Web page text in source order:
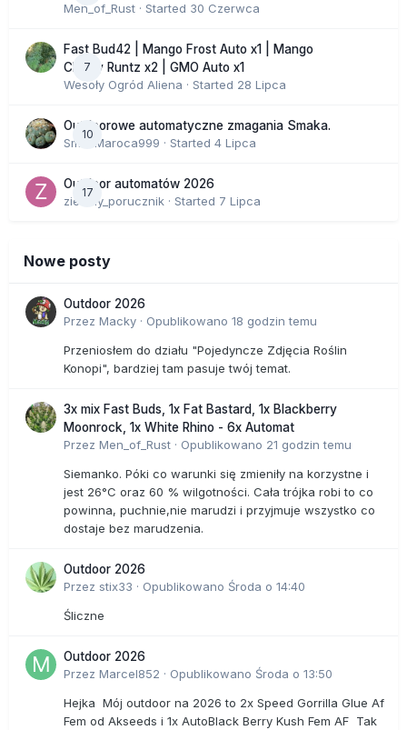
Men_of_Rust · Started 30 Czerwca
7
Fast Bud42 | Mango Frost Auto x1 | Mango
Cherry Runtz x2 | GMO Auto x1
Wesoły Ogród Aliena · Started 28 Lipca
10
Outdoorowe automatyczne zmagania Smaka.
SmakMaroca999 · Started 4 Lipca
17
Outdoor automatów 2026
zielony_porucznik · Started 7 Lipca
Nowe posty
Outdoor 2026
Przez Macky · Opublikowano 18 godzin temu
Przeniosłem do działu "Pojedyncze Zdjęcia Roślin
Konopi", bardziej tam pasuje twój temat.
3x mix Fast Buds, 1x Fat Bastard, 1x Blackberry
Moonrock, 1x White Rhino - 6x Automat
Przez Men_of_Rust · Opublikowano 21 godzin temu
Siemanko. Póki co warunki się zmieniły na korzystne i
jest 26°C oraz 60 % wilgotności. Cała trójka robi to co
powinna, puchnie,nie marudzi i przyjmuje wszystko co
dostaje bez marudzenia.
Outdoor 2026
Przez stix33 · Opublikowano Środa o 14:40
Śliczne
Outdoor 2026
Przez Marcel852 · Opublikowano Środa o 13:50
Hejka Mój outdoor na 2026 to 2x Speed Gorrilla Glue Af
Fem od Akseeds i 1x AutoBlack Berry Kush Fem AF Tak